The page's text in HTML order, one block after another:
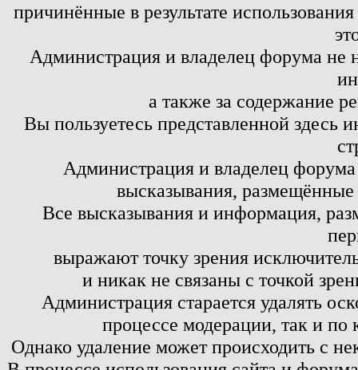
причинённые в результате
Администрация и владелец форума не
а также за содержание
Вы пользуетесь представленной здесь
Администрация и владелец
высказывания,
Все высказывания и информация,
выражают точку зрения
и никак не связаны с точкой
Администрация старается удалять
процессе модерации, так и по
Однако удаление может происходить с